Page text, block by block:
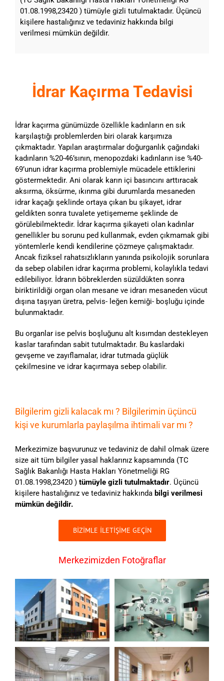
01.08.1998,23420 ) tümüyle gizli tutulmaktadır. Üçüncü
kişilere hastalığınız ve tedaviniz hakkında bilgi
verilmesi mümkün değildir.
İdrar Kaçırma Tedavisi
İdrar kaçırma günümüzde özellikle kadınların en sık
karşılaştığı problemlerden biri olarak karşımıza
çıkmaktadır. Yapılan araştırmalar doğurganlık çağındaki
kadınların %20-46’sının, menopozdaki kadınların ise %40-
69’unun idrar kaçırma problemiyle mücadele ettiklerini
göstermektedir. Ani olarak karın içi basıncını arttıracak
aksırma, öksürme, ıkınma gibi durumlarda mesaneden
idrar kaçağı şeklinde ortaya çıkan bu şikayet, idrar
geldikten sonra tuvalete yetişememe şeklinde de
görülebilmektedir. İdrar kaçırma şikayeti olan kadınlar
genellikler bu sorunu ped kullanmak, evden çıkmamak gibi
yöntemlerle kendi kendilerine çözmeye çalışmaktadır.
Ancak fiziksel rahatsızlıkların yanında psikolojik sorunlara
da sebep olabilen idrar kaçırma problemi, kolaylıkla tedavi
edilebiliyor. İdrarın böbreklerden süzüldükten sonra
biriktirildiği organ olan mesane ve idrarı mesaneden vücut
dışına taşıyan üretra, pelvis- leğen kemiği- boşluğu içinde
bulunmaktadır.
Bu organlar ise pelvis boşluğunu alt kısımdan destekleyen
kaslar tarafından sabit tutulmaktadır. Bu kaslardaki
gevşeme ve zayıflamalar, idrar tutmada güçlük
çekilmesine ve idrar kaçırmaya sebep olabilir.
Bilgilerim gizli kalacak mı ? Bilgilerimin üçüncü
kişi ve kurumlarla paylaşılma ihtimali var mı ?
Merkezimize başvurunuz ve tedaviniz de dahil olmak üzere
size ait tüm bilgiler yasal haklarınız kapsamında (TC
Sağlık Bakanlığı Hasta Hakları Yönetmeliği RG
01.08.1998,23420 ) tümüyle gizli tutulmaktadır. Üçüncü
kişilere hastalığınız ve tedaviniz hakkında bilgi verilmesi
mümkün değildir.
BİZİMLE İLETİŞİME GEÇİN
Merkezimizden Fotoğraflar